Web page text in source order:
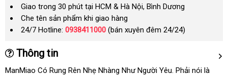
Giao trong 30 phút tại HCM & Hà Nội, Bình Dương
Che tên sản phẩm khi giao hàng
24/7 Hotline: 0938411000 (bán xuyên đêm 24/24)
Thông tin
ManMiao Có Rung Rên Nhẹ Nhàng Như Người Yêulấy
. Phải nói là